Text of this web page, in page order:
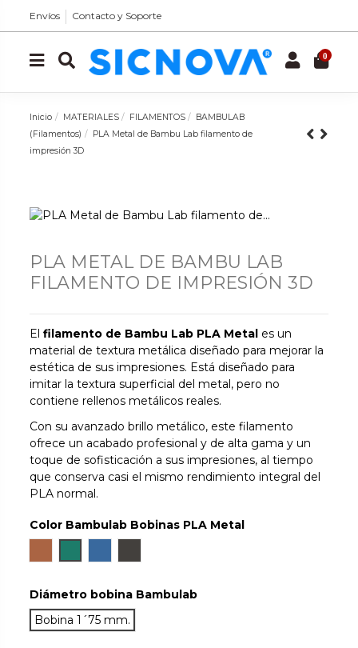
Envíos Contacto y Soporte
0
Inicio MATERIALES FILAMENTOS
BAMBULAB
(Filamentos)
PLA Metal de Bambu Lab filamento de
impresión 3D
PLA METAL DE BAMBU LAB
FILAMENTO DE IMPRESIÓN 3D
Elfilamento de Bambu Lab PLA Metal es un
material de textura metálica diseñado para mejorar la
estética de sus impresiones. Está diseñado para
imitar la textura superficial del metal, pero no
contiene rellenos metálicos reales.
Con su avanzado brillo metálico, este filamento
ofrece un acabado profesional y de alta gama y un
toque de sofisticación a sus impresiones, al tiempo
que conserva casi el mismo rendimiento integral del
PLA normal.
Color Bambulab Bobinas PLA Metal
Diámetro bobina Bambulab
Bobina 1´75 mm.